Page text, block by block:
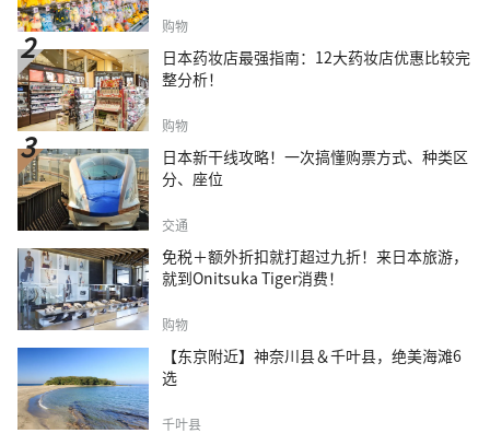
购物
日本药妆店最强指南：12大药妆店优惠比较完
整分析！
购物
日本新干线攻略！一次搞懂购票方式、种类区
分、座位
交通
免税＋额外折扣就打超过九折！来日本旅游，
就到Onitsuka Tiger消费！
购物
【东京附近】神奈川县＆千叶县，绝美海滩6
选
千叶县